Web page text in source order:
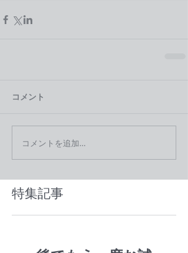
コメント
コメントを追加…
特集記事